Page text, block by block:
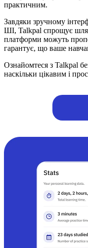
практичним.
Завдяки зручному
ШІ, Talkpal спрощує
платформи можуть
гарантує, що ваше
Ознайомтеся з Talkpal
наскільки цікавим і